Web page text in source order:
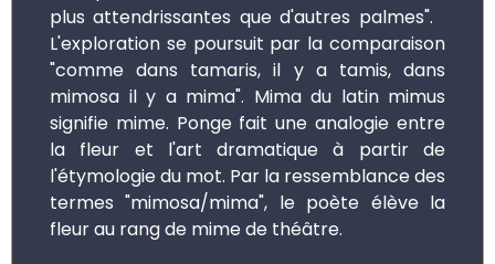
plus attendrissantes que d'autres palmes".
L'exploration se poursuit par la comparaison
"comme dans tamaris, il y a tamis, dans
mimosa il y a mima". Mima du latin mimus
signifie mime. Ponge fait une analogie entre
la fleur et l'art dramatique à partir de
l'étymologie du mot. Par la ressemblance des
termes "mimosa/mima", le poète élève la
fleur au rang de mime de théâtre.